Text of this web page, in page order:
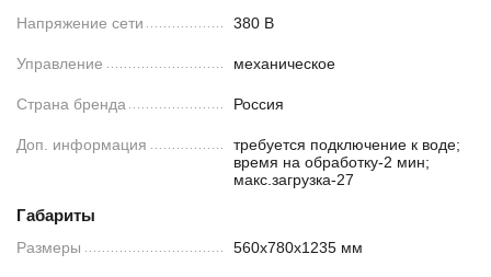
Напряжение сети 380 В
Управление механическое
Страна бренда Россия
Доп. информация
требуется подключение к воде;
время на обработку-2 мин;
макс.загрузка-27
Габариты
Размеры 560х780х1235 мм